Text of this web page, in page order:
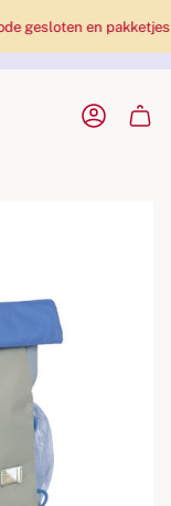
gesloten en pakketjes